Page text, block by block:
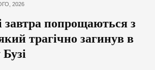
2026
попрощаються з
трагічно загинув в